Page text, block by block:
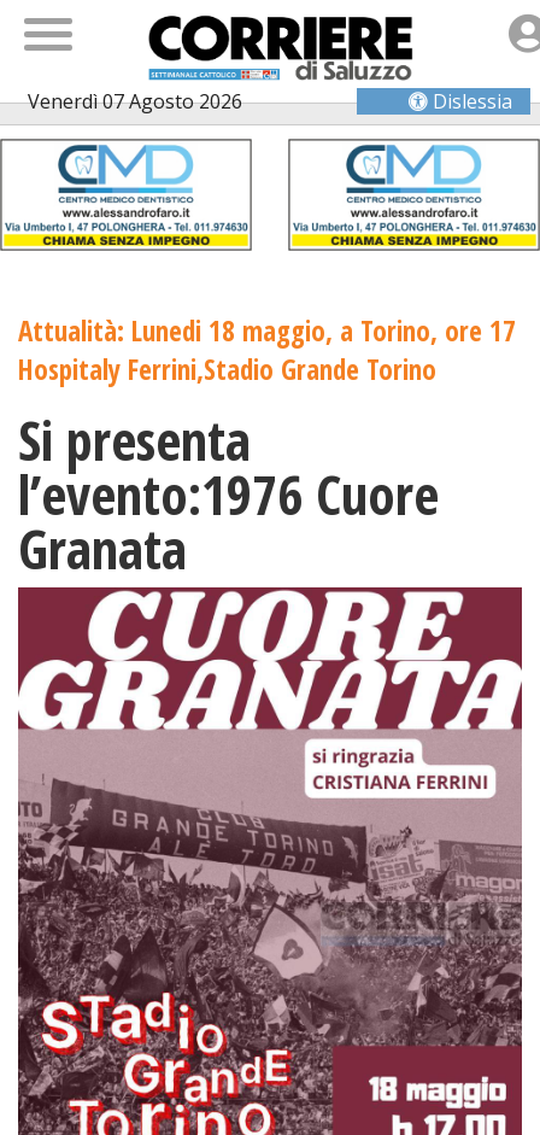
Venerdì 07 Agosto 2026 Dislessia
Attualità: Lunedi 18 maggio, a Torino, ore 17
Hospitaly Ferrini,Stadio Grande Torino
Si presenta
l’evento:1976 Cuore
Granata